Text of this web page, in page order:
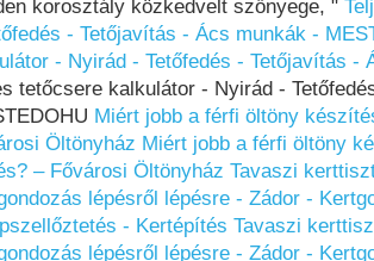
korosztály közkedvelt szőnyege, "
- Tetőjavítás - Ács munkák -
- Nyirád - Tetőfedés - Tetőjavítás -
tetőcsere kalkulátor - Nyirád -
Miért jobb a férfi öltöny
Öltönyház Miért jobb a férfi öltöny
– Fővárosi Öltönyház Tavaszi
lépésről lépésre - Zádor -
- Kertépítés Tavaszi
lépésről lépésre - Zádor -